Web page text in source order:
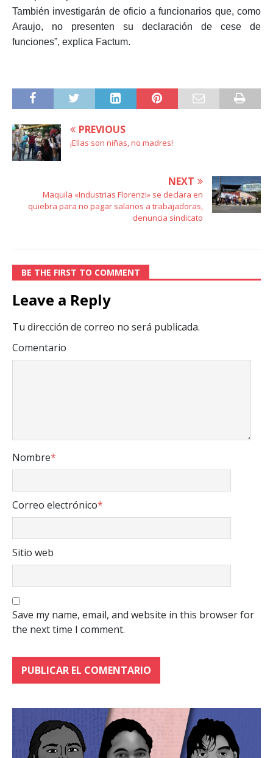
También investigarán de oficio a funcionarios que, como
Araujo, no presenten su declaración de cese de
funciones”, explica Factum.
PREVIOUS
¡Ellas son niñas, no madres!
NEXT
Maquila «Industrias Florenzi» se declara en
quiebra para no pagar salarios a trabajadoras,
denuncia sindicato
BE THE FIRST TO COMMENT
Leave a Reply
Tu dirección de correo no será publicada.
Comentario
Nombre*
Correo electrónico*
Sitio web
Save my name, email, and website in this browser for
the next time I comment.